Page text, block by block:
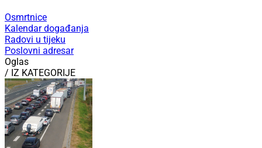
Osmrtnice
Kalendar događanja
Radovi u tijeku
Poslovni adresar
Oglas
/ IZ KATEGORIJE